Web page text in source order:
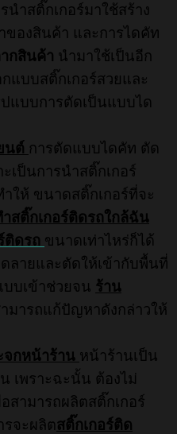
ำสติ๊กเกอร์มาใช้สร้าง
ของสินค้า และการไดคัท
กสินค้า นำมาใช้เป็นอีก
แบบสติ๊กเกอร์สวยและ
แบบการตัดเป็นแบบได
นต์ การตัดแบบไดคัท ตัด
เป็นการนำสติ๊กเกอร์
ำให้ ขนาดสติ๊กเกอร์ที่จะ
สติ๊กเกอร์ติดรถใกล้ฉัน
ติดรถ ขนาดเท่าไหร่ก็ได้
ลายและตัดให้เข้ากับพื้นที่
บบเข้าช่วยจน ร้าน
มารถแก้ปัญหาดังกล่าวให้
จกหน้าร้าน หน้าร้านเป็น
เพราะฉะนั้น ต้องไม่
สามารถผลิตสติ๊กเกอร์
จะผลิตสติ๊กเกอร์ติด